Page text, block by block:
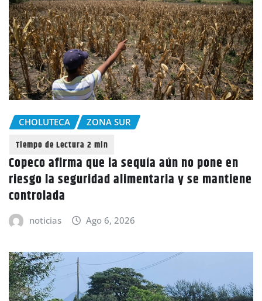
CHOLUTECA ZONA SUR
Copeco afirma que la sequía aún no pone en
riesgo la seguridad alimentaria y se mantiene
controlada
noticias Ago 6, 2026